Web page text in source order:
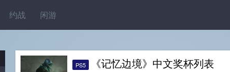
约战 闲游
PS5 《记忆边境》中文奖杯列表